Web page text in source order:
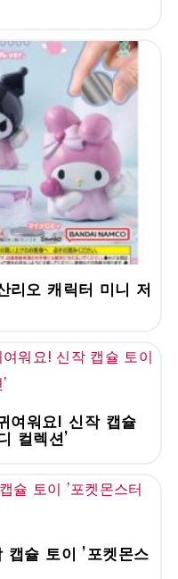
리오 캐릭터 미니 저
여워요! 신작 캡슐
컬렉션'
캡슐 토이 '포켓몬스